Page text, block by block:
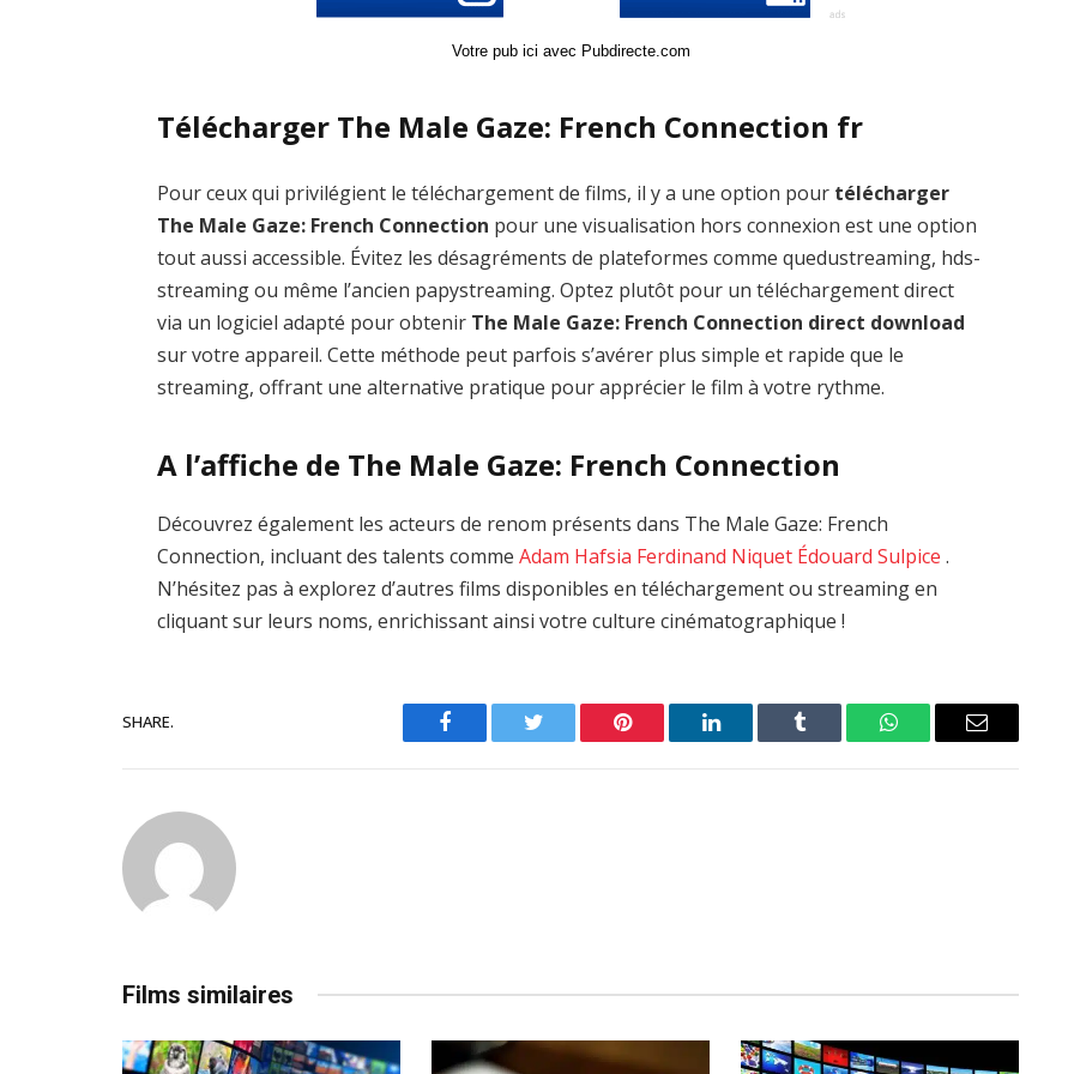
Votre pub ici avec Pubdirecte.com
Télécharger The Male Gaze: French Connection fr
Pour ceux qui privilégient le téléchargement de films, il y a une option pour télécharger
The Male Gaze: French Connection pour une visualisation hors connexion est une option
tout aussi accessible. Évitez les désagréments de plateformes comme quedustreaming, hds-
streaming ou même l’ancien papystreaming. Optez plutôt pour un téléchargement direct
via un logiciel adapté pour obtenir The Male Gaze: French Connection direct download
sur votre appareil. Cette méthode peut parfois s’avérer plus simple et rapide que le
streaming, offrant une alternative pratique pour apprécier le film à votre rythme.
A l’affiche de The Male Gaze: French Connection
Découvrez également les acteurs de renom présents dans The Male Gaze: French
Connection, incluant des talents commeAdam Hafsia Ferdinand Niquet Édouard Sulpice .
N’hésitez pas à explorez d’autres films disponibles en téléchargement ou streaming en
cliquant sur leurs noms, enrichissant ainsi votre culture cinématographique !
SHARE.
Facebook Twitter Pinterest LinkedIn Tumblr WhatsAppEmail
Films similaires